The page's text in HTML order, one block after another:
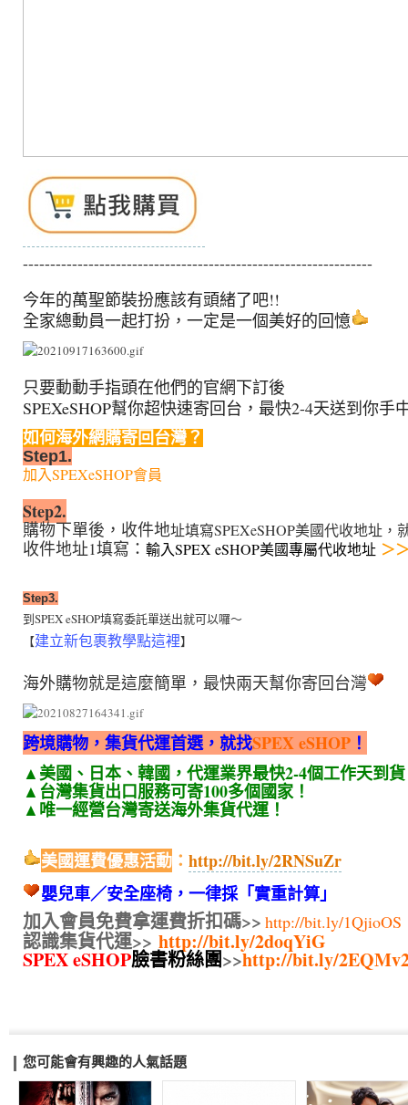
----------------------------------------------------------------
今年的萬聖節裝扮應該有頭緒了吧!!
全家總動員一起打扮，一定是一個美好的回憶
只要動動手指頭在他們的官網下訂後
SPEXeSHOP幫你超快速寄回台，最快2-4天送到你手
如何海外網購寄回台灣？
Step1.
加入SPEXeSHOP會員
Step2.
購物下單後，收件地址填寫SPEXeSHOP美國代收地址，
收件地址1填寫： 輸入SPEX eSHOP美國專屬代收地址 ＞
Step3.
到SPEX eSHOP填寫委託單送出就可以囉～
【建立新包裹教學點這裡】
海外購物就是這麼簡單，最快兩天幫你寄回台灣
跨境購物，集貨代運首選，就找SPEX eSHOP ！
▲美國、日本、韓國，代運業界最快2-4個工作天到
▲台灣集貨出口服務可寄100多個國家！
▲唯一經營台灣寄送海外集貨代運！
美國運費優惠活動 ： http://bit.ly/2RNSuZr
嬰兒車／安全座椅，一律採「實重計算」
加入會員免費拿運費折扣碼>> http://bit.ly/1QjioOS
認識集貨代運>> http://bit.ly/2doqYiG
SPEX eSHOP臉書粉絲團>>http://bit.ly/
您可能會有興趣的人氣話題